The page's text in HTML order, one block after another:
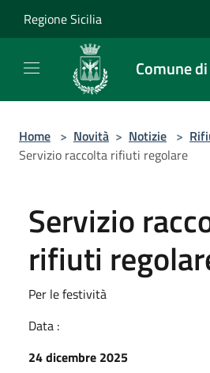
Regione Sicilia
Comune
Home > Novità > Notizie >
Servizio raccolta rifiuti regolare
Servizio
rifiuti
Per le festività
Data :
24 dicembre 2025